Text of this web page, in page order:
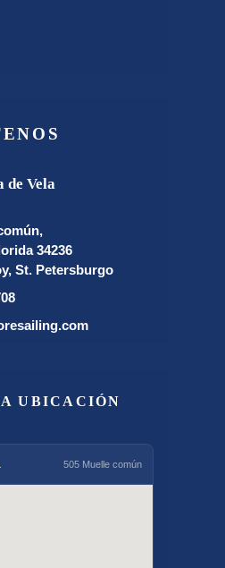
de Vela
34236
St. Petersburgo
UBICACIÓN
505 Muelle común